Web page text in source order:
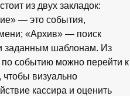
из двух закладок:
— это события,
«Архив» — поиск
заданным шаблонам. Из
событию можно перейти к
визуально
кассира и оценить